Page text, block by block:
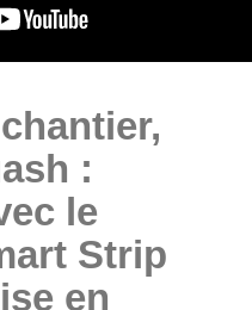
:
le
Strip
en